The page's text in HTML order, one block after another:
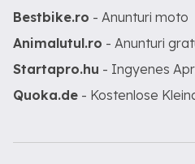
Bestbike.ro - Anunturi moto
Animalutul.ro - Anunturi
Startapro.hu - Ingyenes
Quoka.de - Kostenlose